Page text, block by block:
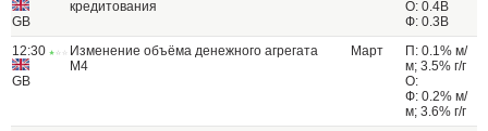
GB
кредитования
О: 0.4B
Ф: 0.3B
12:30
GB
Изменение объёма денежного агрегата
M4
Март
П: 0.1% м/
м; 3.5% г/г
О:
Ф: 0.2% м/
м; 3.6% г/г